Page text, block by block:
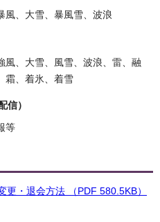
風、大雪、暴風雪、波浪
風、大雪、風雪、波浪、雷、融
霜、着氷、着雪
信）
等
更・退会方法 （PDF 580.5KB）